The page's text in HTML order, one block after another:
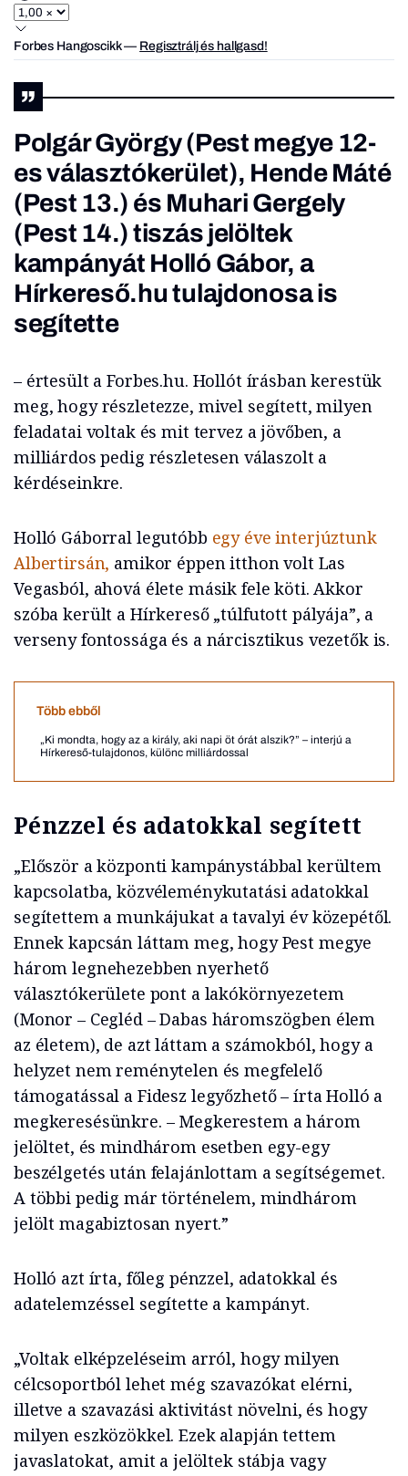
Forbes Hangoscikk— Regisztrálj és hallgasd!
Polgár György (Pest megye 12-
es választókerület), Hende Máté
(Pest 13.) és Muhari Gergely
(Pest 14.) tiszás jelöltek
kampányát Holló Gábor, a
Hírkereső.hu tulajdonosa is
segítette
– értesült a Forbes.hu. Hollót írásban kerestük
meg, hogy részletezze, mivel segített, milyen
feladatai voltak és mit tervez a jövőben, a
milliárdos pedig részletesen válaszolt a
kérdéseinkre.
Holló Gáborral legutóbb egy éve interjúztunk
Albertirsán, amikor éppen itthon volt Las
Vegasból, ahová élete másik fele köti. Akkor
szóba került a Hírkereső „túlfutott pályája”, a
verseny fontossága és a nárcisztikus vezetők is.
Több ebből
„Ki mondta, hogy az a király, aki napi öt órát alszik?” – interjú a
Hírkereső-tulajdonos, különc milliárdossal
Pénzzel és adatokkal segített
„Először a központi kampánystábbal kerültem
kapcsolatba, közvéleménykutatási adatokkal
segítettem a munkájukat a tavalyi év közepétől.
Ennek kapcsán láttam meg, hogy Pest megye
három legnehezebben nyerhető
választókerülete pont a lakókörnyezetem
(Monor – Cegléd – Dabas háromszögben élem
az életem), de azt láttam a számokból, hogy a
helyzet nem reménytelen és megfelelő
támogatással a Fidesz legyőzhető – írta Holló a
megkeresésünkre. – Megkerestem a három
jelöltet, és mindhárom esetben egy-egy
beszélgetés után felajánlottam a segítségemet.
A többi pedig már történelem, mindhárom
jelölt magabiztosan nyert.”
Holló azt írta, főleg pénzzel, adatokkal és
adatelemzéssel segítette a kampányt.
„Voltak elképzeléseim arról, hogy milyen
célcsoportból lehet még szavazókat elérni,
illetve a szavazási aktivitást növelni, és hogy
milyen eszközökkel. Ezek alapján tettem
javaslatokat, amit a jelöltek stábja vagy